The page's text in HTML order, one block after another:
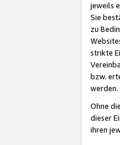
jeweils
Sie
zu
strikte
bzw.
werden.
Ohne
dieser
ihren